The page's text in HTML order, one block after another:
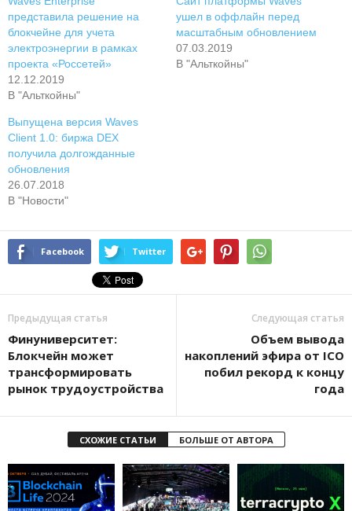
представила решение на
блокчейне для учета
электроэнергии в рамках
проекта «Россетей»
12.12.2019
В "Альткойны"
ушел в оффлайн перед
масштабным обновлением
07.03.2019
В "Альткойны"
Выпущена версия Waves
Client 1.0: биржа DEX
получила долгожданные
обновления
26.07.2018
В "Новости"
Facebook Twitter
Предыдущая статья
Финуниверситет:
Блокчейн может
трансформировать
рынок трудоустройства
Следующая статья
Объем вывода
накоплений эфира от ICO
побил рекорд к концу
года
СХОЖИЕ СТАТЬИ БОЛЬШЕ ОТ АВТОРА